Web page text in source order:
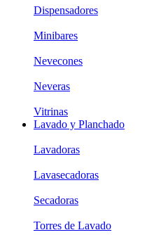
Dispensadores
Minibares
Nevecones
Neveras
Vitrinas
Lavado y Planchado
Lavadoras
Lavasecadoras
Secadoras
Torres de Lavado